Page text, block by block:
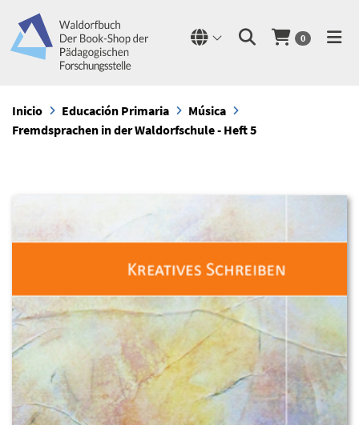
0
Inicio Educación Primaria
Música
Fremdsprachen in der Waldorfschule - Heft 5